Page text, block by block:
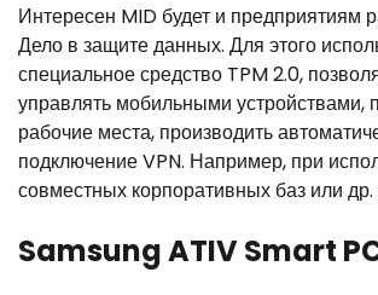
Интересен MID будет и предприятиям
Дело в защите данных. Для этого
специальное средство TPM 2.0,
управлять мобильными устройствами,
рабочие места, производить
подключение VPN. Например, при
совместных корпоративных баз или
Samsung ATIV Smart